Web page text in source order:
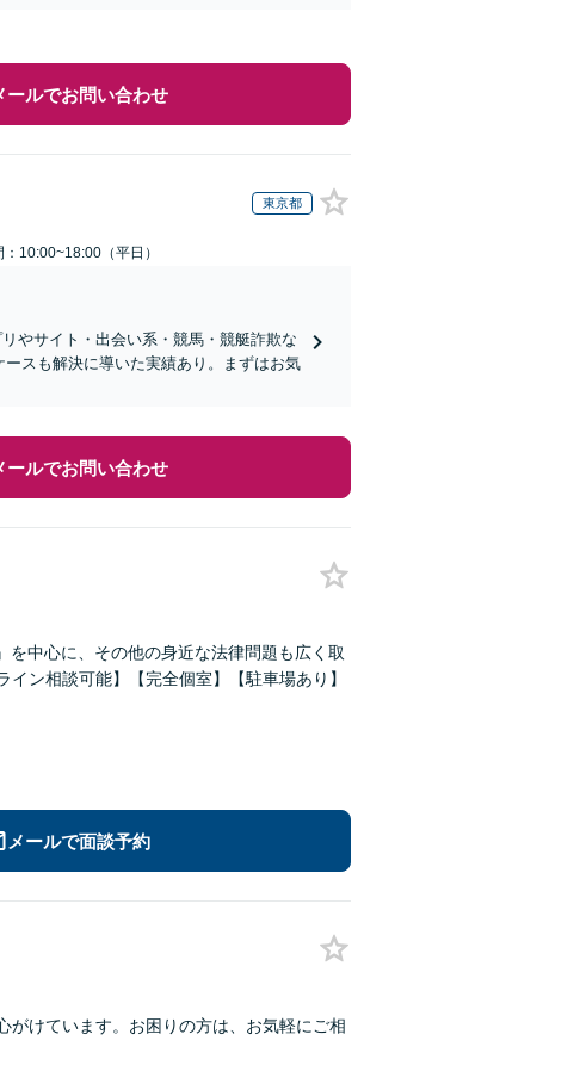
ールでお問い合わせ
東京都
10:00~18:00（平日）
やサイト・出会い系・競馬・競艇詐欺な
スも解決に導いた実績あり。まずはお気
ールでお問い合わせ
を中心に、その他の身近な法律問題も広く取
ン相談可能】【完全個室】【駐車場あり】
メールで面談予約
がけています。お困りの方は、お気軽にご相